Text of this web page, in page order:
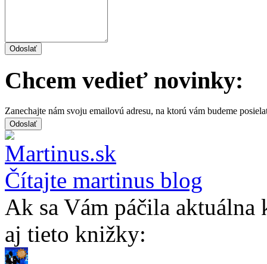
Chcem vedieť novinky:
Zanechajte nám svoju emailovú adresu, na ktorú vám budeme
Čítajte martinus blog
Ak sa Vám páčila
aj tieto knižky: